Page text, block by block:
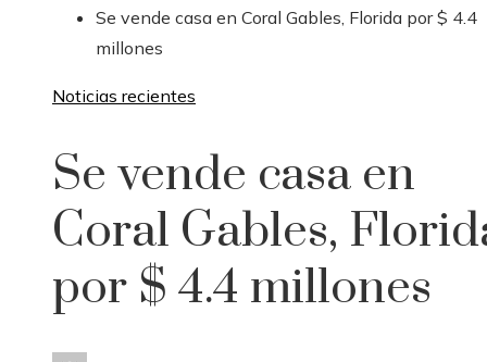
Se vende casa en Coral Gables, Florida por $ 4.4
millones
Noticias recientes
Se vende casa en
Coral Gables,
por $ 4.4 millones